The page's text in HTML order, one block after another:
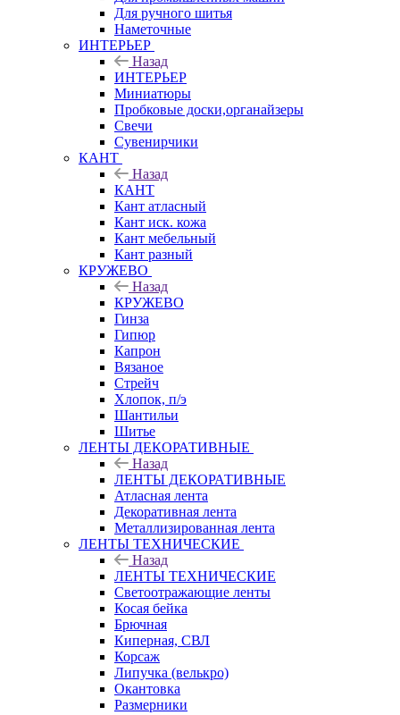
Для ручного шитья
Наметочные
ИНТЕРЬЕР
Назад
ИНТЕРЬЕР
Миниатюры
Пробковые доски,органайзеры
Свечи
Сувенирчики
КАНТ
Назад
КАНТ
Кант атласный
Кант иск. кожа
Кант мебельный
Кант разный
КРУЖЕВО
Назад
КРУЖЕВО
Гинза
Гипюр
Капрон
Вязаное
Стрейч
Хлопок, п/э
Шантильи
Шитье
ЛЕНТЫ ДЕКОРАТИВНЫЕ
Назад
ЛЕНТЫ ДЕКОРАТИВНЫЕ
Атласная лента
Декоративная лента
Металлизированная лента
ЛЕНТЫ ТЕХНИЧЕСКИЕ
Назад
ЛЕНТЫ ТЕХНИЧЕСКИЕ
Светоотражающие ленты
Косая бейка
Брючная
Киперная, СВЛ
Корсаж
Липучка (велькро)
Окантовка
Размерники